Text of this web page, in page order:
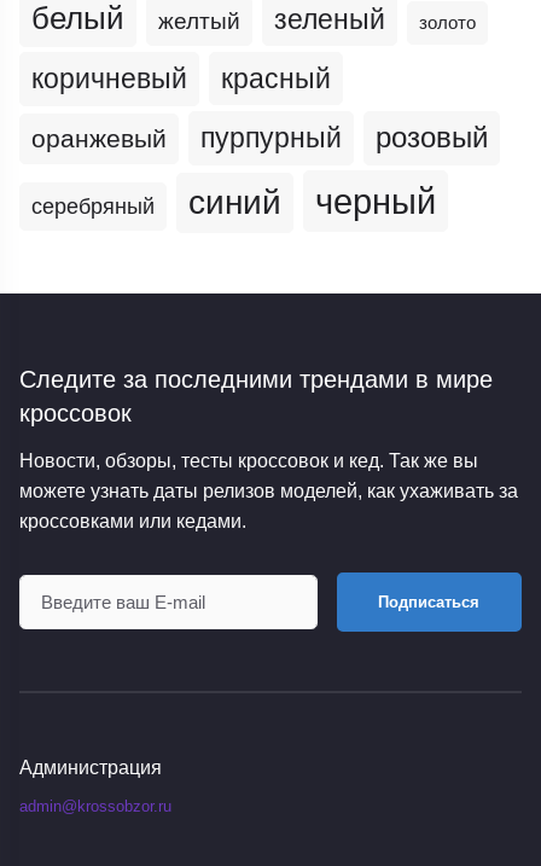
белый желтый зеленый золото
коричневый красный
оранжевый пурпурный розовый
серебряный синий черный
Следите за последними трендами в мире
кроссовок
Новости, обзоры, тесты кроссовок и кед. Так же вы
можете узнать даты релизов моделей, как ухаживать за
кроссовками или кедами.
Подписаться
Администрация
admin@krossobzor.ru